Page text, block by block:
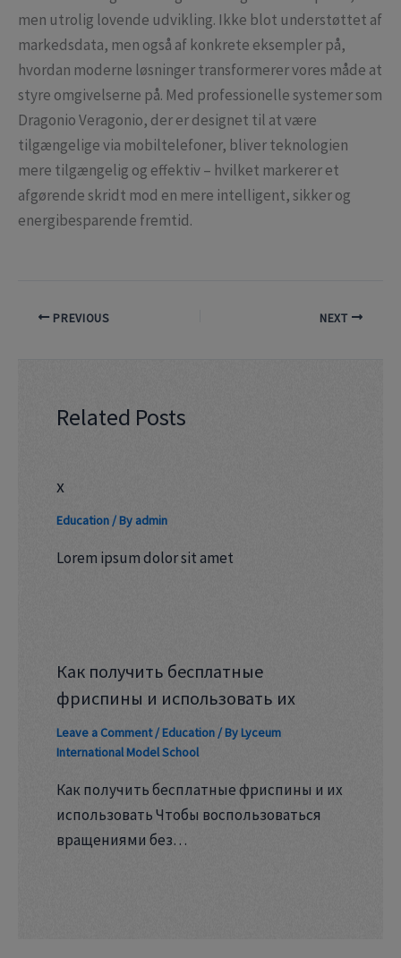
men utrolig lovende udvikling. Ikke blot understøttet af
markedsdata, men også af konkrete eksempler på,
hvordan moderne løsninger transformerer vores måde at
styre omgivelserne på. Med professionelle systemer som
Dragonio Veragonio, der er designet til at være
tilgængelige via mobiltelefoner, bliver teknologien
mere tilgængelig og effektiv – hvilket markerer et
afgørende skridt mod en mere intelligent, sikker og
energibesparende fremtid.
PREVIOUS NEXT
Related Posts
x
Education/ By admin
Lorem ipsum dolor sit amet
Как получить бесплатные
фриспины и использовать их
Leave a Comment /Education/ ByLyceum
International Model School
Как получить бесплатные фриспины и их
использовать Чтобы воспользоваться
вращениями без…